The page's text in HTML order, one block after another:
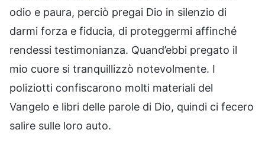
odio e paura, perciò pregai Dio in silenzio di
darmi forza e fiducia, di proteggermi affinché
rendessi testimonianza. Quand’ebbi pregato il
mio cuore si tranquillizzò notevolmente. I
poliziotti confiscarono molti materiali del
Vangelo e libri delle parole di Dio, quindi ci fecero
salire sulle loro auto.